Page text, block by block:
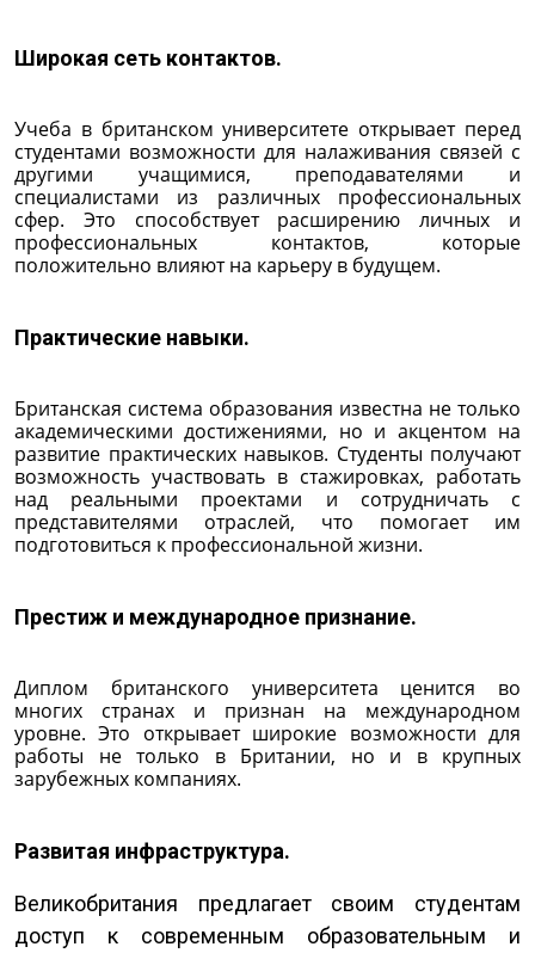
Широкая сеть контактов.
Учеба в британском университете открывает перед
студентами возможности для налаживания связей с
другими учащимися, преподавателями и
специалистами из различных профессиональных
сфер. Это способствует расширению личных и
профессиональных контактов, которые
положительно влияют на карьеру в будущем.
Практические навыки.
Британская система образования известна не только
академическими достижениями, но и акцентом на
развитие практических навыков. Студенты получают
возможность участвовать в стажировках, работать
над реальными проектами и сотрудничать с
представителями отраслей, что помогает им
подготовиться к профессиональной жизни.
Престиж и международное признание.
Диплом британского университета ценится во
многих странах и признан на международном
уровне. Это открывает широкие возможности для
работы не только в Британии, но и в крупных
зарубежных компаниях.
Развитая инфраструктура.
Великобритания предлагает своим студентам
доступ к современным образовательным и